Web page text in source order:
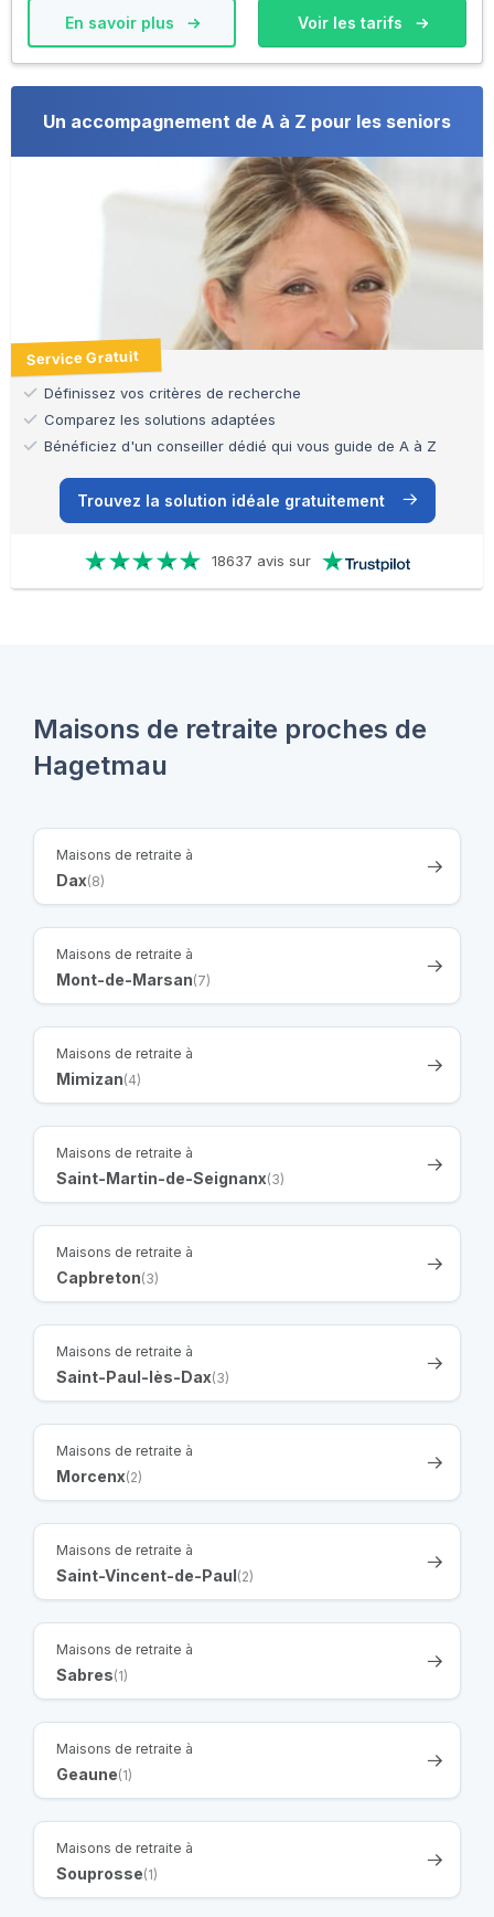
En savoir plus Voir les tarifs
Un accompagnement de A à Z pour les seniors
Service Gratuit
Définissez vos critères de recherche
Comparez les solutions adaptées
Bénéficiez d'un conseiller dédié qui vous guide de A à Z
Trouvez la solution idéale gratuitement
18637 avis sur
Maisons de retraite proches de
Hagetmau
Maisons de retraite à
Dax(8)
Maisons de retraite à
Mont-de-Marsan(7)
Maisons de retraite à
Mimizan(4)
Maisons de retraite à
Saint-Martin-de-Seignanx(3)
Maisons de retraite à
Capbreton(3)
Maisons de retraite à
Saint-Paul-lès-Dax(3)
Maisons de retraite à
Morcenx(2)
Maisons de retraite à
Saint-Vincent-de-Paul(2)
Maisons de retraite à
Sabres(1)
Maisons de retraite à
Geaune(1)
Maisons de retraite à
Souprosse(1)